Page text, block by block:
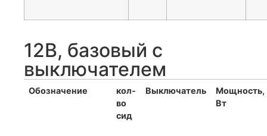
12В, базовый с
выключателем
Обозначение
кол-
во
сид
Выключатель
Мощность,
Вт